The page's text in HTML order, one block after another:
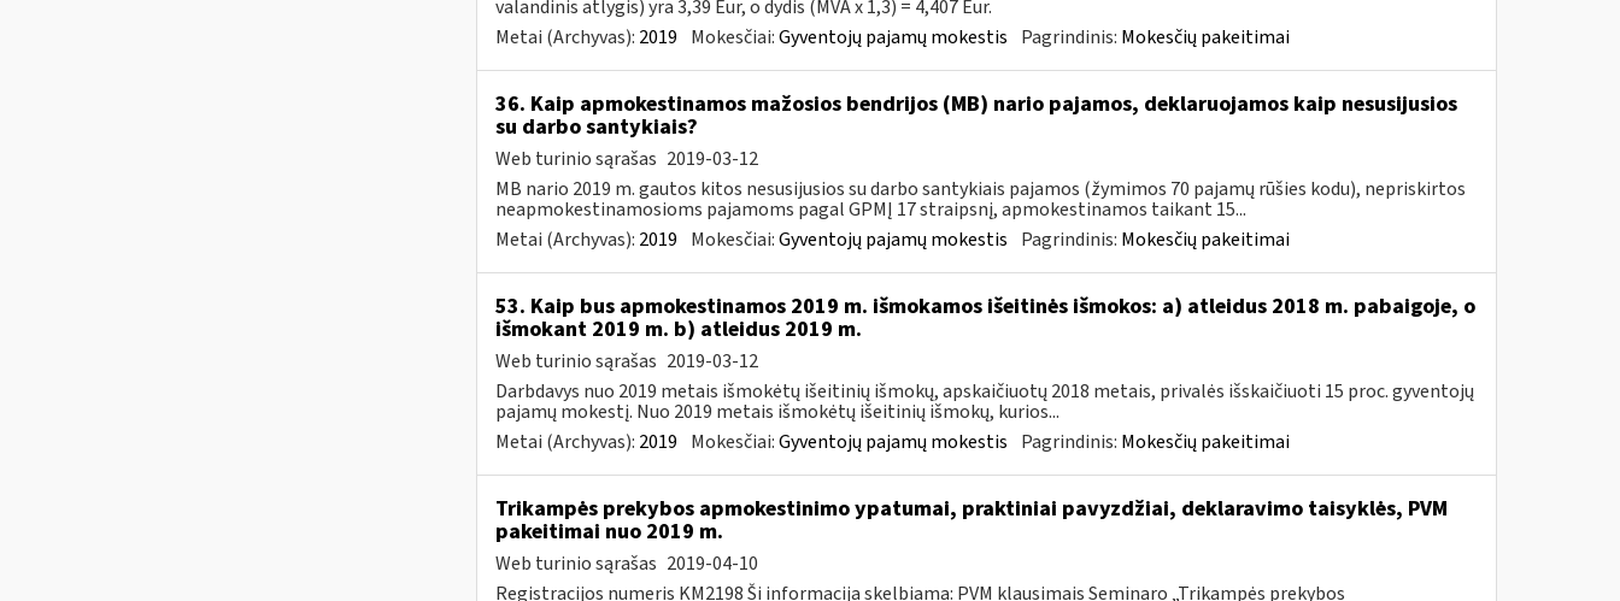
valandinis atlygis) yra 3,39 Eur, o dydis (MVA x 1,3) = 4,407 Eur.
Metai (Archyvas): 2019 Mokesčiai:Gyventojų pajamų mokestis Pagrindinis: Mokesčių pakeitimai
36. Kaip apmokestinamos mažosios bendrijos (MB) nario pajamos, deklaruojamos kaip nesusijusios
su darbo santykiais?
Web turinio sąrašas 2019-03-12
MB nario 2019 m. gautos kitos nesusijusios su darbo santykiais pajamos (žymimos 70 pajamų rūšies kodu), nepriskirtos
neapmokestinamosioms pajamoms pagal GPMĮ 17 straipsnį, apmokestinamos taikant 15...
Metai (Archyvas): 2019 Mokesčiai:Gyventojų pajamų mokestis Pagrindinis: Mokesčių pakeitimai
53. Kaip bus apmokestinamos 2019 m. išmokamos išeitinės išmokos: a) atleidus 2018 m. pabaigoje, o
išmokant 2019 m. b) atleidus 2019 m.
Web turinio sąrašas 2019-03-12
Darbdavys nuo 2019 metais išmokėtų išeitinių išmokų, apskaičiuotų 2018 metais, privalės išskaičiuoti 15 proc. gyventojų
pajamų mokestį. Nuo 2019 metais išmokėtų išeitinių išmokų, kurios...
Metai (Archyvas): 2019 Mokesčiai:Gyventojų pajamų mokestis Pagrindinis: Mokesčių pakeitimai
Trikampės prekybos apmokestinimo ypatumai, praktiniai pavyzdžiai, deklaravimo taisyklės, PVM
pakeitimai nuo 2019 m.
Web turinio sąrašas 2019-04-10
Registracijos numeris KM2198 Ši informacija skelbiama: PVM klausimais Seminaro „Trikampės prekybos